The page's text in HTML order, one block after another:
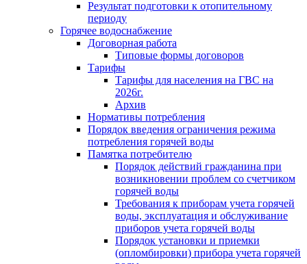
Результат подготовки к отопительному
периоду
Горячее водоснабжение
Договорная работа
Типовые формы договоров
Тарифы
Тарифы для населения на ГВС на
2026г.
Архив
Нормативы потребления
Порядок введения ограничения режима
потребления горячей воды
Памятка потребителю
Порядок действий гражданина при
возникновении проблем со счетчиком
горячей воды
Требования к приборам учета горячей
воды, эксплуатация и обслуживание
приборов учета горячей воды
Порядок установки и приемки
(опломбировки) прибора учета горячей